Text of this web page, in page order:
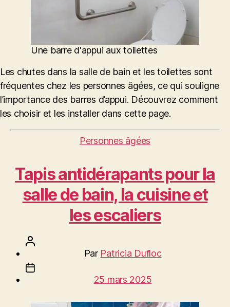
Une barre d'appui aux toilettes
Les chutes dans la salle de bain et les toilettes sont
fréquentes chez les personnes âgées, ce qui souligne
l’importance des barres d’appui. Découvrez comment
les choisir et les installer dans cette page.
Catégories
Personnes âgées
Tapis antidérapants pour la
salle de bain, la cuisine et
les escaliers
de
Par Patricia Dufloc
de
25 mars 2025